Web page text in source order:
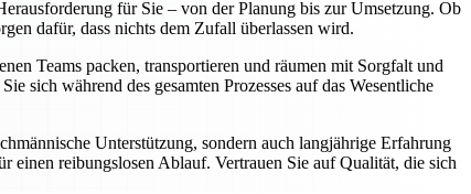
für Sie – von der Planung bis zur Umsetzung. Ob
dafür, dass nichts dem Zufall überlassen wird.
Teams packen, transportieren und räumen mit Sorgfalt und
sich während des gesamten Prozesses auf das Wesentliche
Unterstützung, sondern auch langjährige Erfahrung
einen reibungslosen Ablauf. Vertrauen Sie auf Qualität, die sich